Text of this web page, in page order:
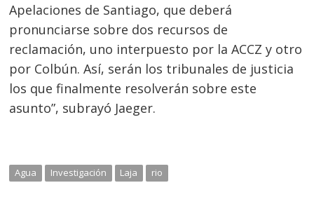
Apelaciones de Santiago, que deberá
pronunciarse sobre dos recursos de
reclamación, uno interpuesto por la ACCZ y otro
por Colbún. Así, serán los tribunales de justicia
los que finalmente resolverán sobre este
asunto”, subrayó Jaeger.
Agua Investigación Laja rio